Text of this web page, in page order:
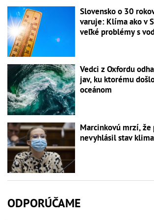
Slovensko o 30
varuje: Klíma ako v
veľké problémy s
Vedci z Oxfordu
jav, ku ktorému
oceánom
Marcinkovú mrzí,
nevyhlásil stav
ODPORÚČAME